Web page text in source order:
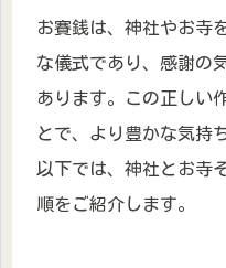
お賽銭は、神社やお寺
な儀式であり、感謝の
あります。この正しい
とで、より豊かな気持
以下では、神社とお寺
順をご紹介します。